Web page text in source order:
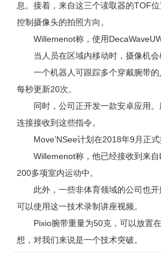
息。接着，来自这三个读取器的TOF
控制摄像头的拍照方向。
Willemenot称，使用
当人员在区域内移动时，摄像机
一个机器人可跟踪多个穿戴腕带
每秒更新20次。
同时，公司正开发一款安卓应用
连接接收到这些指令。
Move’NSee计划在2018年9月正
Willemenot称，他已经接收到来
200多项室内运动中。
此外，一些非体育领域的公司也
可以使用这一技术录制讲座视频。
Pixio腕带重量为50克，可以放置
想，对我们来说是一个技术突破。